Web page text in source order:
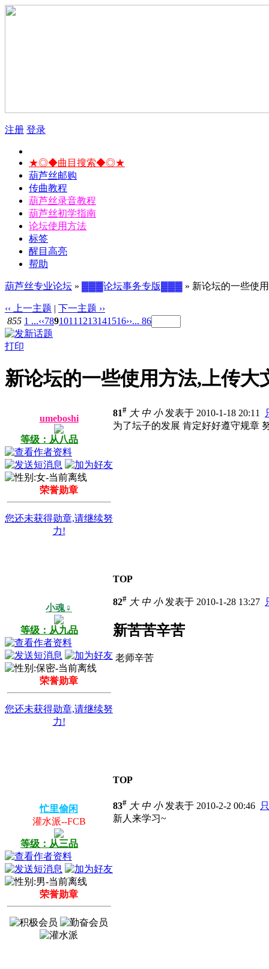
注册 登录
★◎◆曲目搜索◆◎★
葫芦丝邮购
传曲教程
葫芦丝录音教程
葫芦丝初学指南
论坛使用方法
标签
醒目高亮
帮助
葫芦丝专业论坛 » ▓▓▓论坛事务专版▓▓▓ » 新论坛的一些使
‹‹ 上一主题 | 下一主题 ››
855 1 ...‹‹7891011 1213141516››... 86
打印
新论坛的一些使用方法,上传
umeboshi
等级：从八品
荣誉勋章
您还未获得勋章,请继续努
力!
81# 大 中 小发表于 2010-1-18 20:11
为了坛子的发展 肯定好好遵守规章
TOP
小魂♀
等级：从九品
荣誉勋章
您还未获得勋章,请继续努
力!
82# 大 中 小发表于 2010-1-28 13:27
新苦苦辛苦
老师辛苦
TOP
忙里偷闲
灌水派--FCB
等级：从三品
荣誉勋章
83# 大 中 小发表于 2010-2-2 00:46
新人来学习~